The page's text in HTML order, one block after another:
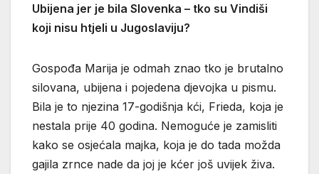
Ubijena jer je bila Slovenka – tko su Vindiši
koji nisu htjeli u Jugoslaviju?
Gospođa Marija je odmah znao tko je brutalno
silovana, ubijena i pojedena djevojka u pismu.
Bila je to njezina 17-godišnja kći, Frieda, koja je
nestala prije 40 godina. Nemoguće je zamisliti
kako se osjećala majka, koja je do tada možda
gajila zrnce nade da joj je kćer još uvijek živa.